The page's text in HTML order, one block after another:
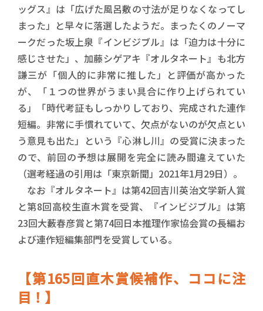
ッグス』は「広げた風呂敷の寸法が足りなくなってし
まった」と早々に落選したようだ。まったくのノーマ
ークだった坂上泉『インビジブル』は「迫力は十分に
感じさせた」、加藤シゲアキ『オルタネート』も北方
謙三が「個人的に非常に推した」と評価が高かった
が、「１つの世界がうまい具合に作り上げられてい
る」「時代考証もしっかりしており、完成された連作
短編。非常に手慣れていて、欠点がないのが欠点とい
う意見も出た」という『心淋し川』の受賞に決まった
ので、前回の予想は展開を完全に読み間違えていた
（選考経過の引用は「東京新聞」2021年1月29日）。
なお『オルタネート』は第42回吉川英治文学新人賞
と第8回高校生直木賞を受賞、『インビジブル』は第
23回大藪春彦賞と第74回日本推理作家協会賞の長編お
よび連作短編集部門を受賞している。
【第165回直木賞候補作、ココに注
目！】